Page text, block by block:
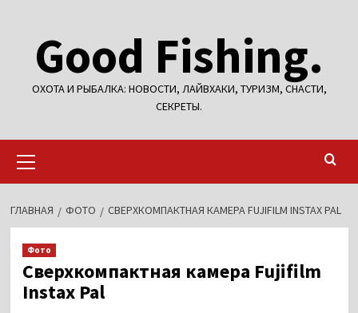
содержимому
Good Fishing.
ОХОТА И РЫБАЛКА: НОВОСТИ, ЛАЙВХАКИ, ТУРИЗМ, СНАСТИ,
СЕКРЕТЫ.
меню
ГЛАВНАЯ ФОТО СВЕРХКОМПАКТНАЯ КАМЕРА FUJIFILM INSTAX PAL
Фото
Сверхкомпактная камера Fujifilm
Instax Pal